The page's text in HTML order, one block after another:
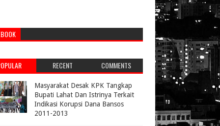
RECENT COMMENTS
Masyarakat Desak KPK Tangkap
Bupati Lahat Dan Istrinya Terkait
Indikasi Korupsi Dana Bansos
2011-2013